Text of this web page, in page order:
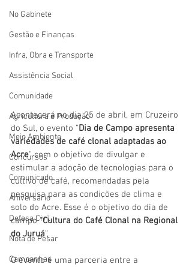
No Gabinete
Gestão e Finanças
Infra, Obra e Transporte
Assistência Social
Comunidade
Agricultura e Produção
Meio Ambiente
Concursos
Comunicado
Aniversário
Defesa Civil
Nota de Pesar
Campanhas
Acontecerá no dia 25 de abril, em Cruzeiro
do Sul, o evento "Dia de Campo apresenta
variedades de café clonal adaptadas ao
Acre" com o objetivo de divulgar e
estimular a adoção de tecnologias para o
cultivo de café, recomendadas pela
pesquisa para as condições de clima e
solo do Acre. Esse é o objetivo do dia de
campo “Cultura do Café Clonal na Regional
do Juruá”,
O evento é uma parceria entre a